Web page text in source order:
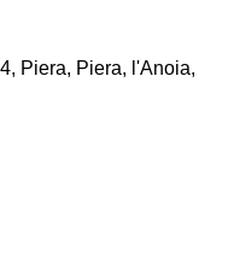
Piera, Piera, l'Anoia,